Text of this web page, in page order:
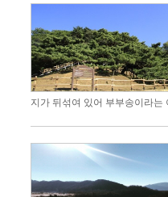
지가 뒤섞여 있어 부부송이라